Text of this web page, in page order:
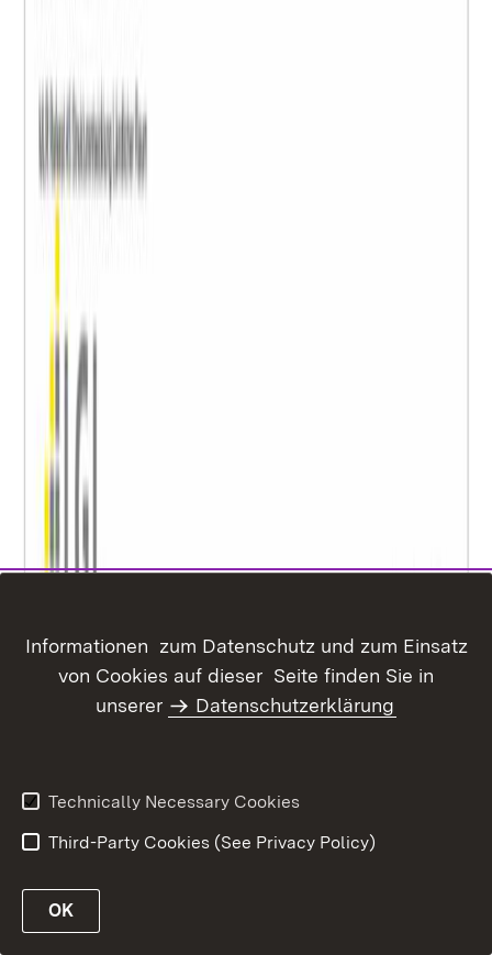
Informationen zum Datenschutz und zum Einsatz
von Cookies auf dieser Seite finden Sie in
unserer
Datenschutzerklärung
Technically Necessary Cookies
Third-Party Cookies (See Privacy Policy)
OK